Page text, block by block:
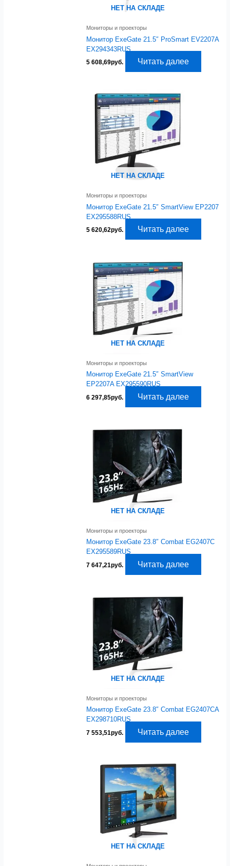
НЕТ НА СКЛАДЕ
Мониторы и проекторы
Монитор ExeGate 21.5″ ProSmart EV2207A
EX294343RUS
5 608,69руб. Читать далее
НЕТ НА СКЛАДЕ
Мониторы и проекторы
Монитор ExeGate 21.5″ SmartView EP2207
EX295588RUS
5 620,62руб. Читать далее
НЕТ НА СКЛАДЕ
Мониторы и проекторы
Монитор ExeGate 21.5″ SmartView
EP2207A EX295590RUS
6 297,85руб. Читать далее
НЕТ НА СКЛАДЕ
Мониторы и проекторы
Монитор ExeGate 23.8″ Combat EG2407C
EX295589RUS
7 647,21руб. Читать далее
НЕТ НА СКЛАДЕ
Мониторы и проекторы
Монитор ExeGate 23.8″ Combat EG2407CA
EX298710RUS
7 553,51руб. Читать далее
НЕТ НА СКЛАДЕ